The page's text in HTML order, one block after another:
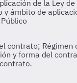
de la Ley
y ámbito de
contrato; Régimen
y forma del